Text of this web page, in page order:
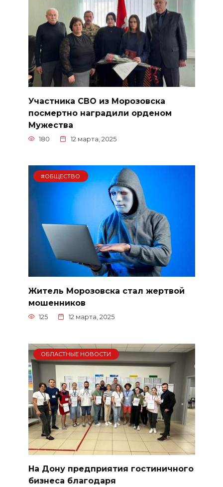
Участника СВО из Морозовска
посмертно наградили орденом
Мужества
180 12 марта, 2025
#ОБЩЕСТВО
Житель Морозовска стал жертвой
мошенников
125 12 марта, 2025
ОБЛАСТНЫЕ НОВОСТИ
На Дону предприятия гостиничного
бизнеса благодаря